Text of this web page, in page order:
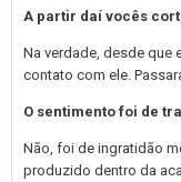
A partir daí vocês
Na verdade, desde que
contato com ele.
O sentimento foi de
Não, foi de ingratidão
produzido dentro da